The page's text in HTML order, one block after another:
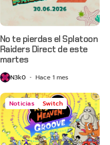
No te pierdas el Splatoon
Raiders Direct de este
martes
N3k0 Hace 1 mes
Noticias Switch